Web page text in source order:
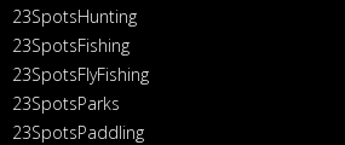
23SpotsHunting
23SpotsFishing
23SpotsFlyFishing
23SpotsParks
23SpotsPaddling